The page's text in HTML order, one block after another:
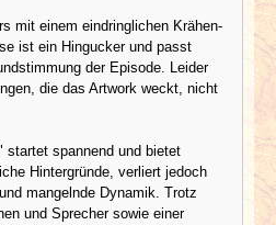
mit einem eindringlichen Krähen-
ist ein Hingucker und passt
der Episode. Leider
die das Artwork weckt, nicht
startet spannend und bietet
Hintergründe, verliert jedoch
mangelnde Dynamik. Trotz
und Sprecher sowie einer